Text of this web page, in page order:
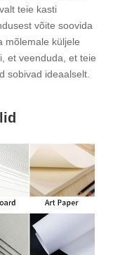
teie kasti
võite soovida
mõlemale küljele
et veenduda, et teie
sobivad ideaalselt.